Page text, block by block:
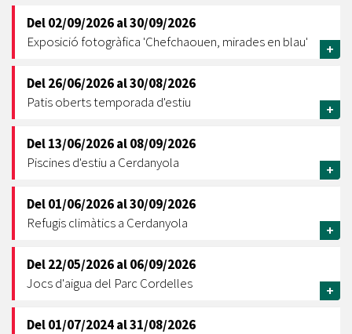
Del02/09/2026al30/09/2026
Exposició fotogràfica 'Chefchaouen, mirades en blau'
+
Del26/06/2026al30/08/2026
Patis oberts temporada d'estiu
+
Del13/06/2026al08/09/2026
Piscines d'estiu a Cerdanyola
+
Del01/06/2026al30/09/2026
Refugis climàtics a Cerdanyola
+
Del22/05/2026al06/09/2026
Jocs d'aigua del Parc Cordelles
+
Del01/07/2024al31/08/2026